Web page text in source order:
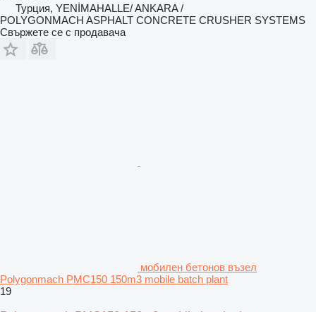
Турция, YENİMAHALLE/ ANKARA /
POLYGONMACH ASPHALT CONCRETE CRUSHER SYSTEMS
Свържете се с продавача
мобилен бетонов възел
Polygonmach PMC150 150m3 mobile batch plant
19